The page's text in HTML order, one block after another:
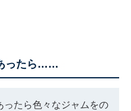
ったら……
ったら色々なジャムをの